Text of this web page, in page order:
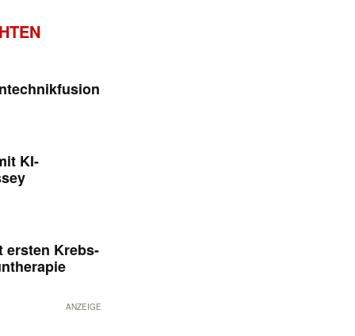
KI-
ersten Krebs-
ANZEIGE